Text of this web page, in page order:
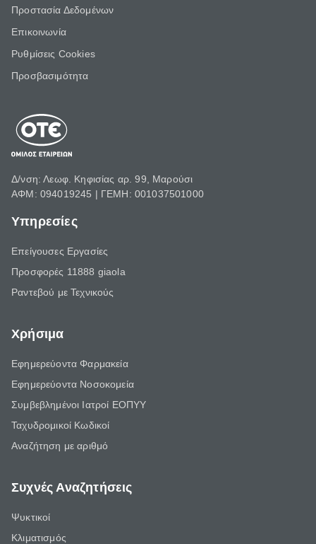
Προστασία Δεδομένων
Επικοινωνία
Ρυθμίσεις Cookies
Προσβασιμότητα
Δ/νση: Λεωφ. Κηφισίας αρ. 99, Μαρούσι
ΑΦΜ: 094019245 | ΓΕΜΗ: 001037501000
Υπηρεσίες
Επείγουσες Εργασίες
Προσφορές 11888 giaola
Ραντεβού με Τεχνικούς
Χρήσιμα
Εφημερεύοντα Φαρμακεία
Εφημερεύοντα Νοσοκομεία
Συμβεβλημένοι Ιατροί ΕΟΠΥΥ
Ταχυδρομικοί Κωδικοί
Αναζήτηση με αριθμό
Συχνές Αναζητήσεις
Ψυκτικοί
Κλιματισμός